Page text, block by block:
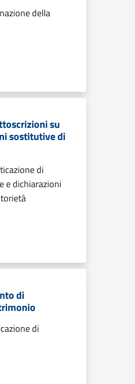
della
su
sostitutive di
di
e dichiarazioni
di
di